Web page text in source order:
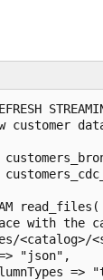
read_files(
with the
<catalog>/
"json",
=>